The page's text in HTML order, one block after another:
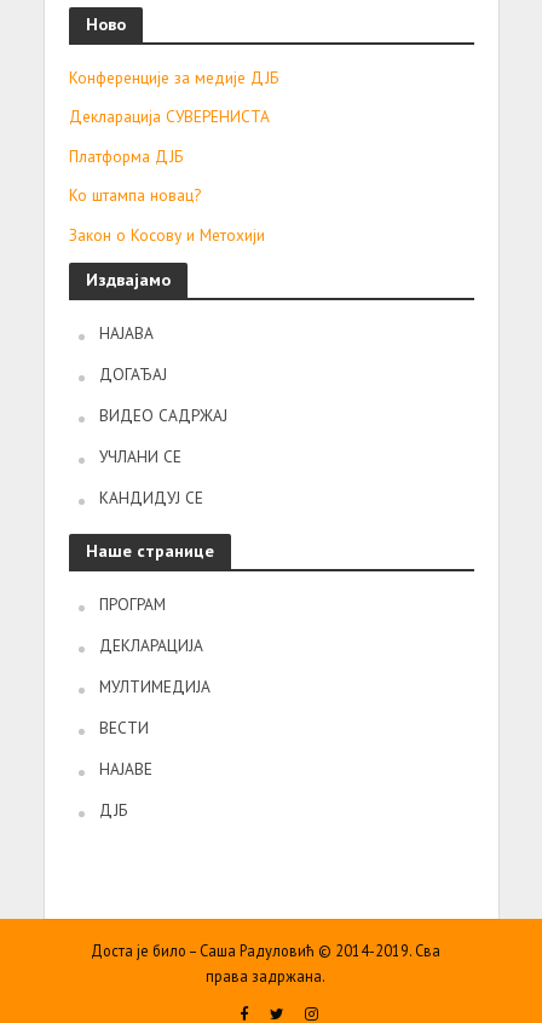
Ново
Конференције за медије ДЈБ
Декларација СУВЕРЕНИСТА
Платформа ДЈБ
Ко штампа новац?
Закон о Косову и Метохији
Издвајамо
НАЈАВА
ДОГАЂАЈ
ВИДЕО САДРЖАЈ
УЧЛАНИ СЕ
КАНДИДУЈ СЕ
Наше странице
ПРОГРАМ
ДЕКЛАРАЦИЈА
МУЛТИМЕДИЈА
ВЕСТИ
НАЈАВЕ
ДЈБ
Доста је било – Саша Радуловић © 2014-2019. Сва
права задржана.